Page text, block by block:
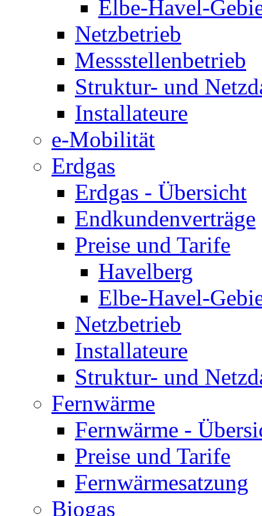
Elbe-Havel-
Netzbetrieb
Messstellenbetrieb
Struktur- und
Installateure
e-Mobilität
Erdgas
Erdgas - Übersicht
Endkundenverträge
Preise und Tarife
Havelberg
Elbe-Havel-
Netzbetrieb
Installateure
Struktur- und
Fernwärme
Fernwärme -
Preise und Tarife
Fernwärmesatzung
Biogas